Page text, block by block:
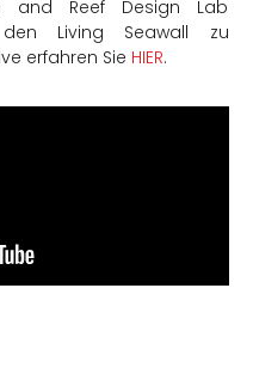
and Reef Design Lab
den Living Seawall zu
erfahren Sie HIER.